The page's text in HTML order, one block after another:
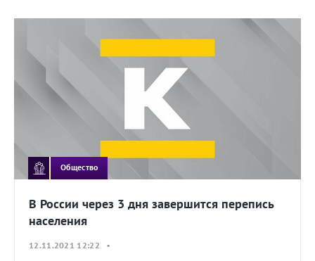
Общество
В России через 3 дня завершится перепись
населения
12.11.2021 12:22 •